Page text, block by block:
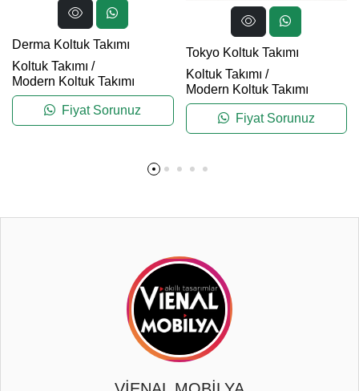
Derma Koltuk Takımı
Koltuk Takımı /
Modern Koltuk Takımı
Fiyat Sorunuz
Tokyo Koltuk Takımı
Koltuk Takımı /
Modern Koltuk Takımı
Fiyat Sorunuz